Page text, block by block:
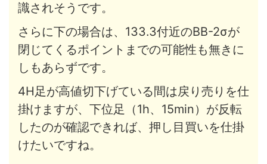
識されそうです。
さらに下の場合は、133.3付近のBB-2σが
閉じてくるポイントまでの可能性も無きに
しもあらずです。
4H足が高値切下げている間は戻り売りを仕
掛けますが、下位足（1h、15min）が反転
したのが確認できれば、押し目買いを仕掛
けたいですね。